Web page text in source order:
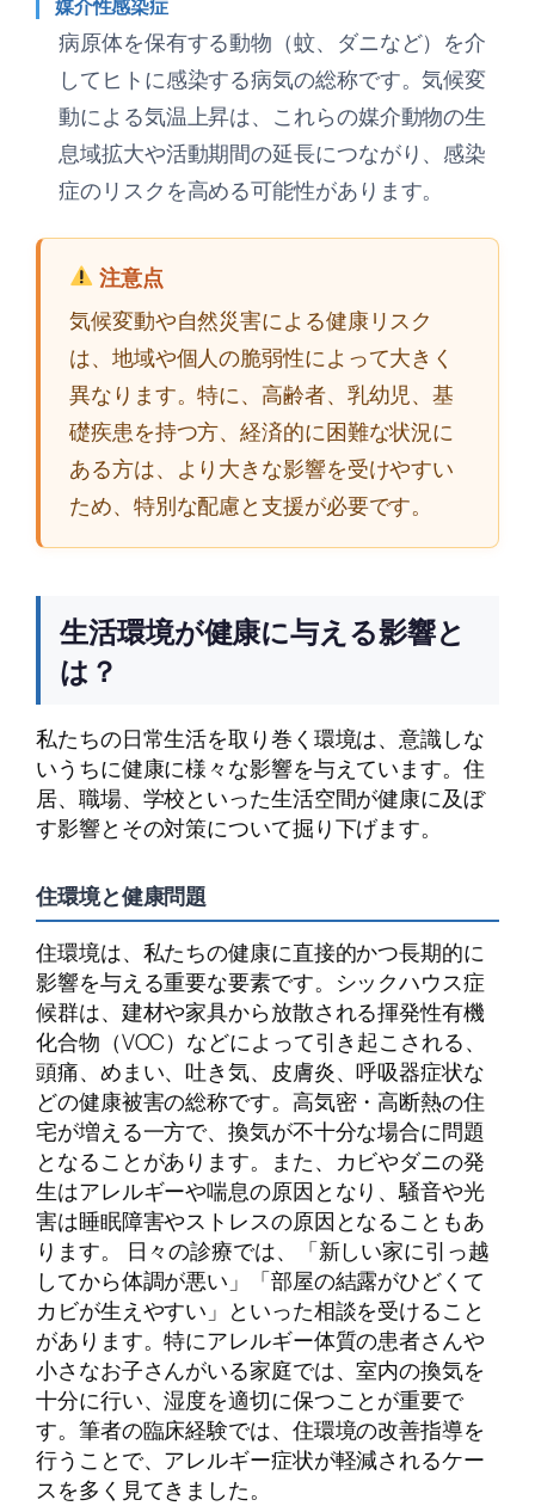
媒介性感染症
病原体を保有する動物（蚊、ダニなど）を介
してヒトに感染する病気の総称です。気候変
動による気温上昇は、これらの媒介動物の生
息域拡大や活動期間の延長につながり、感染
症のリスクを高める可能性があります。
注意点
気候変動や自然災害による健康リスク
は、地域や個人の脆弱性によって大きく
異なります。特に、高齢者、乳幼児、基
礎疾患を持つ方、経済的に困難な状況に
ある方は、より大きな影響を受けやすい
ため、特別な配慮と支援が必要です。
生活環境が健康に与える影響と
は？
私たちの日常生活を取り巻く環境は、意識しな
いうちに健康に様々な影響を与えています。住
居、職場、学校といった生活空間が健康に及ぼ
す影響とその対策について掘り下げます。
住環境と健康問題
住環境は、私たちの健康に直接的かつ長期的に
影響を与える重要な要素です。シックハウス症
候群は、建材や家具から放散される揮発性有機
化合物（VOC）などによって引き起こされる、
頭痛、めまい、吐き気、皮膚炎、呼吸器症状な
どの健康被害の総称です。高気密・高断熱の住
宅が増える一方で、換気が不十分な場合に問題
となることがあります。また、カビやダニの発
生はアレルギーや喘息の原因となり、騒音や光
害は睡眠障害やストレスの原因となることもあ
ります。 日々の診療では、「新しい家に引っ越
してから体調が悪い」「部屋の結露がひどくて
カビが生えやすい」といった相談を受けること
があります。特にアレルギー体質の患者さんや
小さなお子さんがいる家庭では、室内の換気を
十分に行い、湿度を適切に保つことが重要で
す。筆者の臨床経験では、住環境の改善指導を
行うことで、アレルギー症状が軽減されるケー
スを多く見てきました。